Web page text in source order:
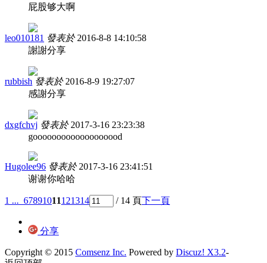
屁股够大啊
leo010181 發表於 2016-8-8 14:10:58
謝謝分享
rubbish 發表於 2016-8-9 19:27:07
感謝分享
dxgfchvj 發表於 2017-3-16 23:23:38
gooooooooooooooooood
Hugolee96 發表於 2017-3-16 23:41:51
谢谢你哈哈
1 ... 67891011121314 / 14 頁下一頁
分享
Copyright © 2015 Comsenz Inc. Powered by Discuz! X3.2-